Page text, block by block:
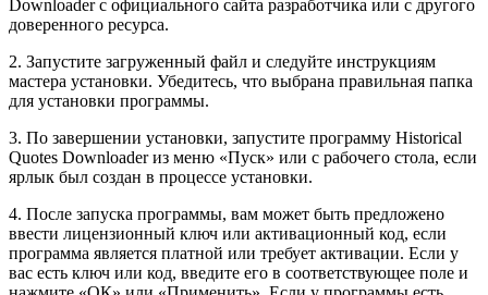
Downloader с официального сайта разработчика или с другого
доверенного ресурса.
2. Запустите загруженный файл и следуйте инструкциям
мастера установки. Убедитесь, что выбрана правильная папка
для установки программы.
3. По завершении установки, запустите программу Historical
Quotes Downloader из меню «Пуск» или с рабочего стола, если
ярлык был создан в процессе установки.
4. После запуска программы, вам может быть предложено
ввести лицензионный ключ или активационный код, если
программа является платной или требует активации. Если у
вас есть ключ или код, введите его в соответствующее поле и